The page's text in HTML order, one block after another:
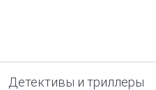
Детективы и триллеры